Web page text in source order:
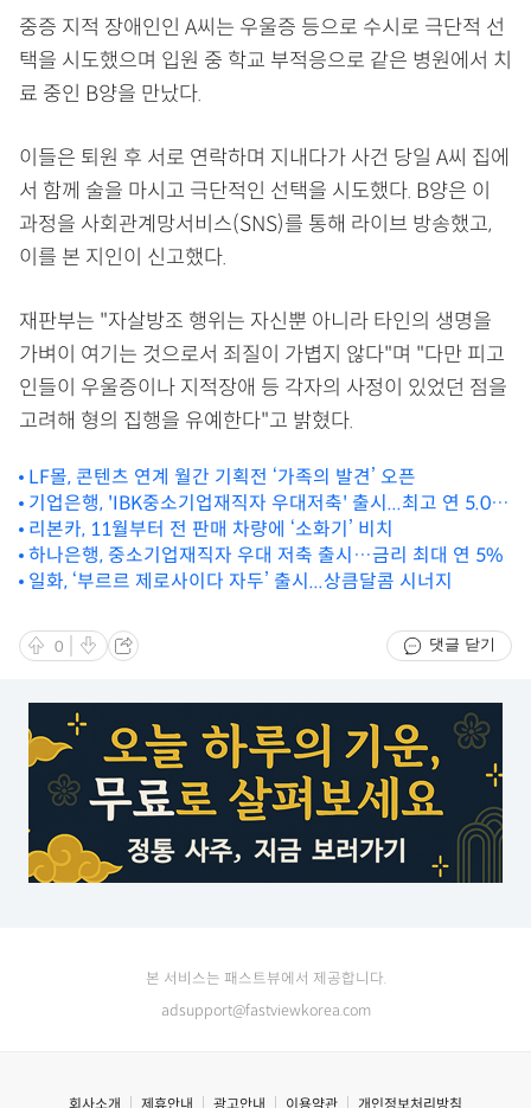
중증 지적 장애인인 A씨는 우울증 등으로 수시로 극단적 선
택을 시도했으며 입원 중 학교 부적응으로 같은 병원에서 치
료 중인 B양을 만났다.
이들은 퇴원 후 서로 연락하며 지내다가 사건 당일 A씨 집에
서 함께 술을 마시고 극단적인 선택을 시도했다. B양은 이
과정을 사회관계망서비스(SNS)를 통해 라이브 방송했고,
이를 본 지인이 신고했다.
재판부는 "자살방조 행위는 자신뿐 아니라 타인의 생명을
가벼이 여기는 것으로서 죄질이 가볍지 않다"며 "다만 피고
인들이 우울증이나 지적장애 등 각자의 사정이 있었던 점을
고려해 형의 집행을 유예한다"고 밝혔다.
LF몰, 콘텐츠 연계 월간 기획전 ‘가족의 발견’ 오픈
기업은행, 'IBK중소기업재직자 우대저축' 출시...최고 연 5.0%
금리
리본카, 11월부터 전 판매 차량에 ‘소화기’ 비치
하나은행, 중소기업재직자 우대 저축 출시…금리 최대 연 5%
일화, ‘부르르 제로사이다 자두’ 출시...상큼달콤 시너지
0 댓글 닫기
본 서비스는 패스트뷰에서 제공합니다.
adsupport@fastviewkorea.com
회사소개 제휴안내 광고안내 이용약관 개인정보처리방침